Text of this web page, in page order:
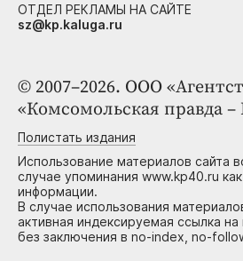
© 2007–2026. ООО
«Комсомольская правда –
Полистать издания
Использование материалов сайта
случае упоминания www.kp40.ru
информации.
В случае использования
активная индексируемая ссылка
без заключения в no-index, no-
ОТДЕЛ РЕКЛАМЫ НА САЙТЕ
sz@kp.kaluga.ru